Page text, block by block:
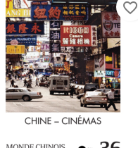
favorite_border